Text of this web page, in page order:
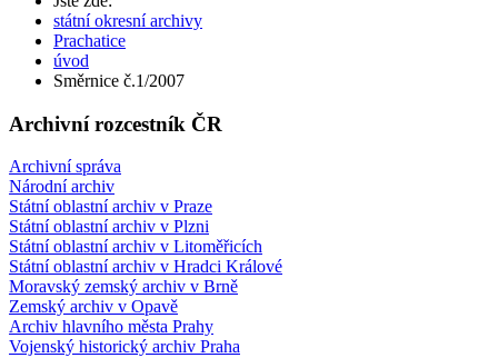
státní okresní archivy
Prachatice
úvod
Směrnice č.1/2007
Archivní rozcestník ČR
Archivní správa
Národní archiv
Státní oblastní archiv v Praze
Státní oblastní archiv v Plzni
Státní oblastní archiv v Litoměřicích
Státní oblastní archiv v Hradci Králové
Moravský zemský archiv v Brně
Zemský archiv v Opavě
Archiv hlavního města Prahy
Vojenský historický archiv Praha